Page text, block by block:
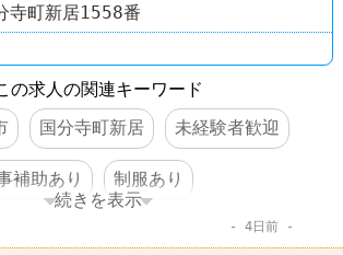
寺町新居1558番
の求人の関連キーワード
国分寺町新居 未経験者歓迎
補助あり 制服あり
CoCo壱番屋
続きを表示
4日前